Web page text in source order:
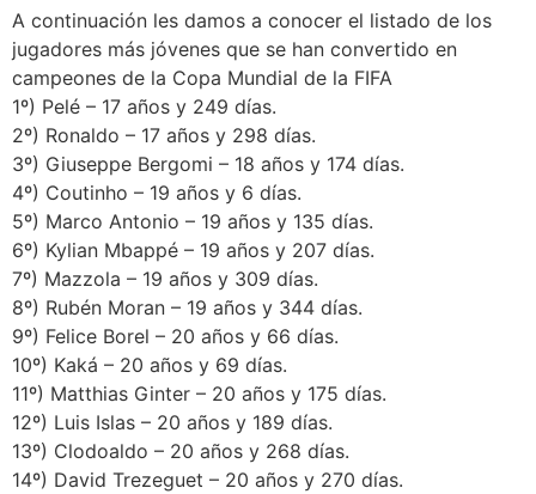
A continuación les damos a conocer el listado de los
jugadores más jóvenes que se han convertido en
campeones de la Copa Mundial de la FIFA
1º) Pelé – 17 años y 249 días.
2º) Ronaldo – 17 años y 298 días.
3º) Giuseppe Bergomi – 18 años y 174 días.
4º) Coutinho – 19 años y 6 días.
5º) Marco Antonio – 19 años y 135 días.
6º) Kylian Mbappé – 19 años y 207 días.
7º) Mazzola – 19 años y 309 días.
8º) Rubén Moran – 19 años y 344 días.
9º) Felice Borel – 20 años y 66 días.
10º) Kaká – 20 años y 69 días.
11º) Matthias Ginter – 20 años y 175 días.
12º) Luis Islas – 20 años y 189 días.
13º) Clodoaldo – 20 años y 268 días.
14º) David Trezeguet – 20 años y 270 días.